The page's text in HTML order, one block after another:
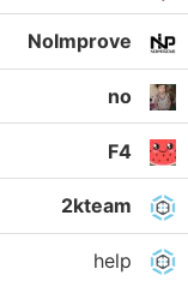
NoImprove
no
F4
2kteam
help